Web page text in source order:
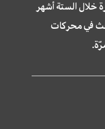
موقع سراج ٤,٨٠٠,٠٠٠ مرة خلال الستة أشهر
في محركات